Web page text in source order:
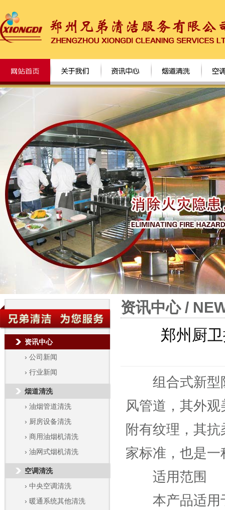
资讯中心 /
郑州厨
组合式新型防
风管道，其外
附有纹理，其
家标准，也是
适用范围
本产品适用于
资讯中心
› 公司新闻
› 行业新闻
烟道清洗
› 油烟管道清洗
› 厨房设备清洗
› 商用油烟机清洗
› 油网式烟机清洗
空调清洗
› 中央空调清洗
› 暖通系统其他清洗